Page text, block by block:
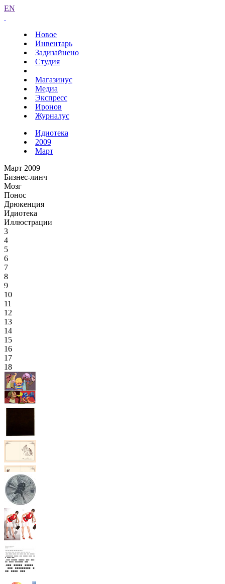
EN
Новое
Инвентарь
Задизайнено
Студия
Магазинус
Медиа
Экспресс
Иронов
Журналус
Идиотека
2009
Март
Март 2009
Бизнес-линч
Мозг
Понос
Дрюкенция
Идиотека
Иллюстрации
3
4
5
6
7
8
9
10
11
12
13
14
15
16
17
18